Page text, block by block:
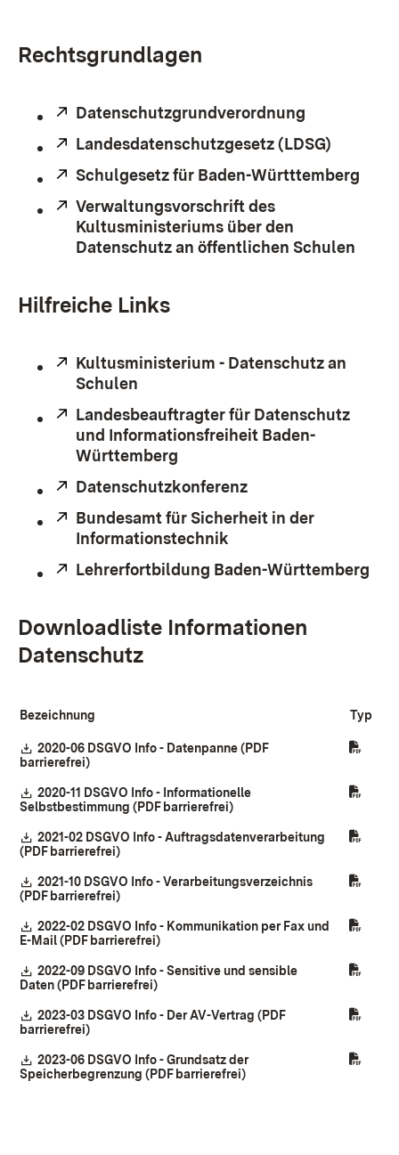
Rechtsgrundlagen
Extern:
Datenschutzgrundverordnung
Extern:
Landesdatenschutzgesetz (LDSG)
Extern:
Schulgesetz für Baden-Württtemberg
Extern:
Verwaltungsvorschrift des
Kultusministeriums über den
Datenschutz an öffentlichen Schulen
Hilfreiche Links
Extern:
Kultusministerium - Datenschutz an
Schulen
Extern:
Landesbeauftragter für Datenschutz
und Informationsfreiheit Baden-
Württemberg
Extern:
Datenschutzkonferenz
Extern:
Bundesamt für Sicherheit in der
Informationstechnik
Extern:
Lehrerfortbildung Baden-Württemberg
Downloadliste Informationen
Datenschutz
Bezeichnung Typ
Download:
2020-06 DSGVO Info - Datenpanne (PDF
barrierefrei)
Download:
2020-11 DSGVO Info - Informationelle
Selbstbestimmung (PDF barrierefrei)
Download:
2021-02 DSGVO Info - Auftragsdatenverarbeitung
(PDF barrierefrei)
Download:
2021-10 DSGVO Info - Verarbeitungsverzeichnis
(PDF barrierefrei)
Download:
2022-02 DSGVO Info - Kommunikation per Fax und
E-Mail (PDF barrierefrei)
Download:
2022-09 DSGVO Info - Sensitive und sensible
Daten (PDF barrierefrei)
Download:
2023-03 DSGVO Info - Der AV-Vertrag (PDF
barrierefrei)
Download:
2023-06 DSGVO Info - Grundsatz der
Speicherbegrenzung (PDF barrierefrei)